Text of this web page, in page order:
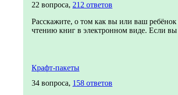
22 вопроса, 212 ответов
Расскажите, о том как вы или ваш ребёнок
чтению книг в электронном виде. Если вы
Крафт-пакеты
34 вопроса, 158 ответов